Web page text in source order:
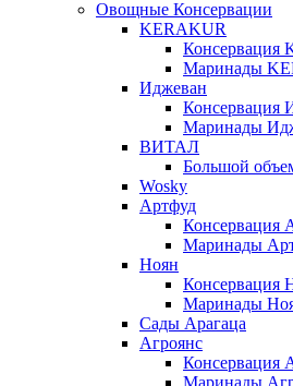
Овощные Консервации
KERAKUR
Консервация
Маринады
Иджеван
Консервация
Маринады
ВИТАЛ
Большой
Wosky
Артфуд
Консервация
Маринады
Ноян
Консервация
Маринады
Сады Арагаца
Агроянс
Консервация
Маринады